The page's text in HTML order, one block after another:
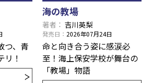
つ、青
！
海の教場
著者 吉川英梨
発売日 2026年07月24日
命と向き合う姿に感涙必
至！海上保安学校が舞台の
「教場」物語